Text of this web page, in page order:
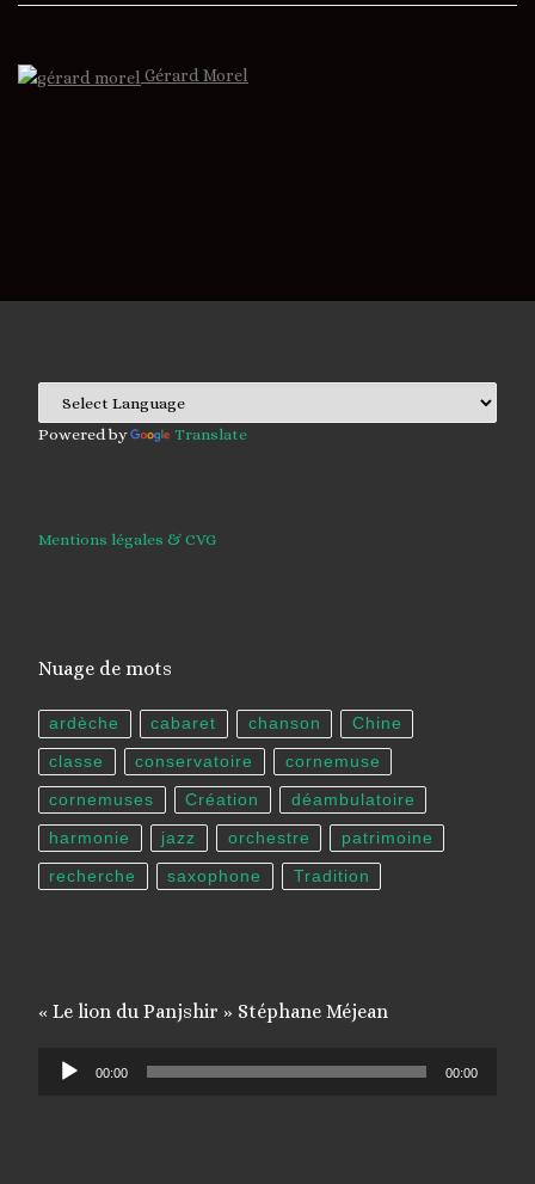
Gérard Morel
Powered by Translate
Mentions légales & CVG
Nuage de mots
ardèche cabaret chanson Chine
classe conservatoire cornemuse
cornemuses Création déambulatoire
harmonie jazz orchestre patrimoine
recherche saxophone Tradition
« Le lion du Panjshir » Stéphane Méjean
Lecteur
audio
00:00 00:00